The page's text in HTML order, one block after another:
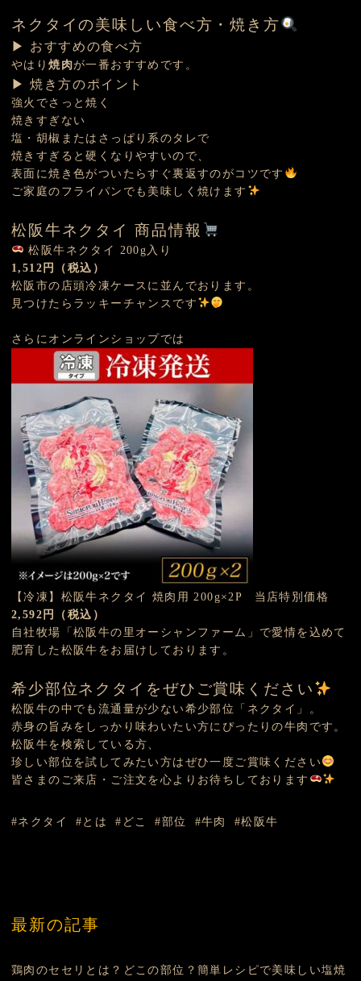
ネクタイの美味しい食べ方・焼き方
▶ おすすめの食べ方
やはり焼肉が一番おすすめです。
▶ 焼き方のポイント
強火でさっと焼く
焼きすぎない
塩・胡椒またはさっぱり系のタレで
焼きすぎると硬くなりやすいので、
表面に焼き色がついたらすぐ裏返すのがコツです
ご家庭のフライパンでも美味しく焼けます
松阪牛ネクタイ 商品情報
松阪牛ネクタイ 200g入り
1,512円（税込）
松阪市の店頭冷凍ケースに並んでおります。
見つけたらラッキーチャンスです
さらにオンラインショップでは
【冷凍】松阪牛ネクタイ 焼肉用 200g×2P 当店特別価格
2,592円（税込）
自社牧場「松阪牛の里オーシャンファーム」で愛情を込めて
肥育した松阪牛をお届けしております。
希少部位ネクタイをぜひご賞味ください
松阪牛の中でも流通量が少ない希少部位「ネクタイ」。
赤身の旨みをしっかり味わいたい方にぴったりの牛肉です。
松阪牛を検索している方、
珍しい部位を試してみたい方はぜひ一度ご賞味ください
皆さまのご来店・ご注文を心よりお待ちしております
ネクタイ とは どこ 部位 牛肉 松阪牛
最新の記事
鶏肉のセセリとは？どこの部位？簡単レシピで美味しい塩焼